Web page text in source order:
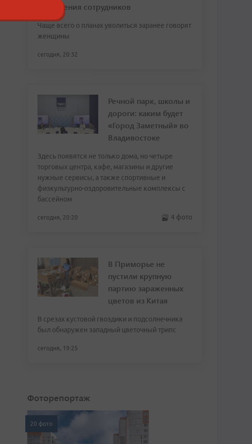
откровения сотрудников
Чаще всего о планах уволиться заранее говорят
женщины
сегодня, 20:32
Речной парк, школы и
дороги: каким будет
«Город Заметный» во
Владивостоке
Здесь появятся не только дома, но четыре
торговых центра, кафе, магазины и другие
нужные сервисы, а также спортивные и
физкультурно-оздоровительные комплексы с
бассейном
сегодня, 20:20 4 фото
В Приморье не
пустили крупную
партию зараженных
цветов из Китая
В срезах кустовой гвоздики и подсолнечника
был обнаружен западный цветочный трипс
сегодня, 19:25
Фоторепортаж
20 фото